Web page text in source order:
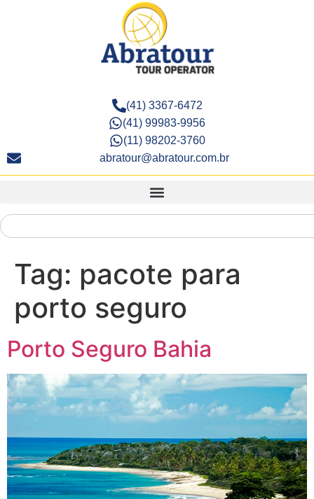
(41) 3367-6472
(41) 99983-9956
(11) 98202-3760
abratour@abratour.com.br
Tag: pacote para
porto seguro
Porto Seguro Bahia